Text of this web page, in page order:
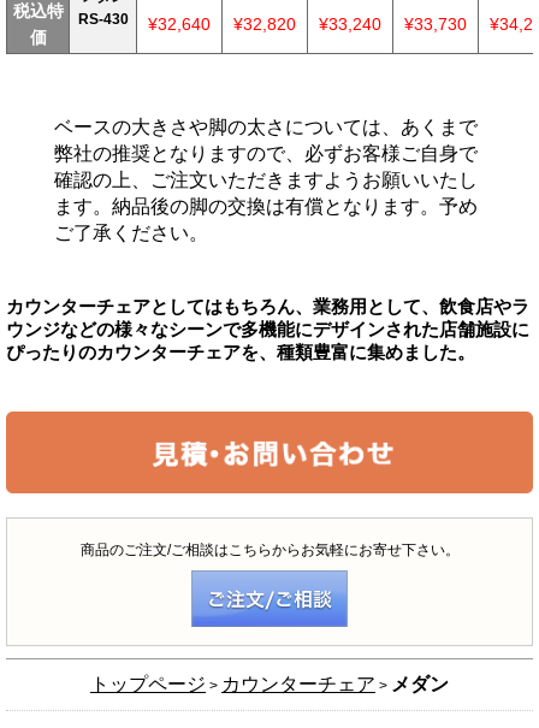
RS-430
税込特
価
¥32,640 ¥32,820 ¥33,240 ¥33,730
ベースの大きさや脚の太さについては、あくまで
弊社の推奨となりますので、必ずお客様ご自身で
確認の上、ご注文いただきますようお願いいたし
ます。納品後の脚の交換は有償となります。予め
ご了承ください。
カウンターチェアとしてはもちろん、業務用として、飲食店やラ
ウンジなどの様々なシーンで多機能にデザインされた店舗施設に
ぴったりのカウンターチェアを、種類豊富に集めました。
商品のご注文/ご相談はこちらからお気軽にお寄せ下さい。
トップページ > カウンターチェア > メダン